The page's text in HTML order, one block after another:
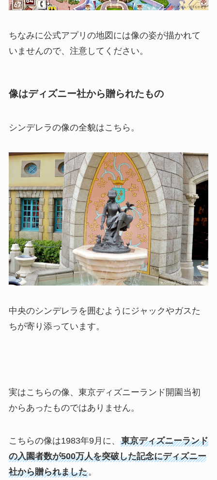
ちなみに公式アプリの地図には像の姿が描かれて
いませんので、注意してください。
像はディズニー社から贈られたもの
シンデレラの像の全貌はこちら。
中央のシンデレラを囲むようにジャックやガスた
ちが寄り添っています。
実はこちらの像、東京ディズニーランド開園当初
からあったものではありません。
こちらの像は1983年9月に、 東京ディズニーランド
の入園者数が500万人を突破した記念にディズニー
社から贈られました。